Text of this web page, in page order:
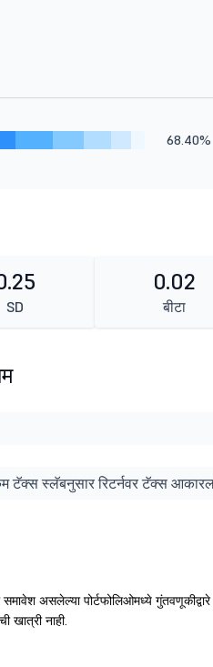
68.40%
SD
0.02
बीटा
टॅक्स स्लॅबनुसार रिटर्नवर टॅक्स
समावेश असलेल्या पोर्टफोलिओमध्ये
खात्री नाही.